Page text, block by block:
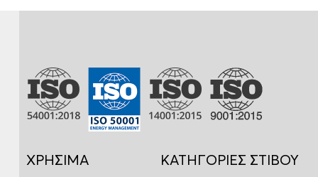
ΧΡΗΣΙΜΑ ΚΑΤΗΓΟΡΙΕΣ ΣΤΙΒΟΥ